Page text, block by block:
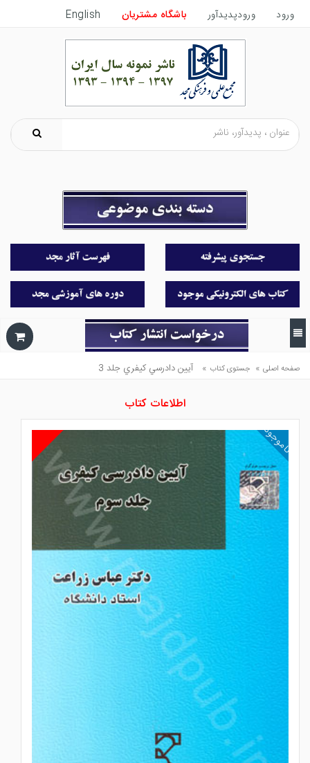
ورود ورودپدیدآور باشگاه مشتریان English
صفحه اصلی » جستوی کتاب » آيين دادرسي كيفري جلد 3
اطلاعات کتاب
ناموجود